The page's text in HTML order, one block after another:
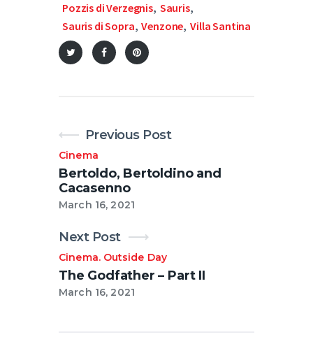
Pozzis di Verzegnis, Sauris,
Sauris di Sopra, Venzone, Villa Santina
Previous Post
Cinema
Bertoldo, Bertoldino and
Cacasenno
March 16, 2021
Next Post
Cinema. Outside Day
The Godfather – Part II
March 16, 2021